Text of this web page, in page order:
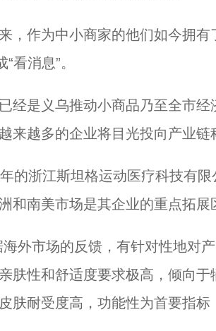
作为中小商家的他们如今拥有
看消息”。
是义乌推动小商品乃至全市经
来越多的企业将目光投向产业链
浙江斯坦格运动医疗科技有限
和南美市场是其企业的重点拓展
市场的反馈，有针对性地对产
肤性和舒适度要求极高，倾向
肤耐受度高，功能性为首要指